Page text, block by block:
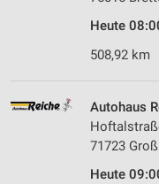
Heute
508,92 km
Autohaus
71723
Heute